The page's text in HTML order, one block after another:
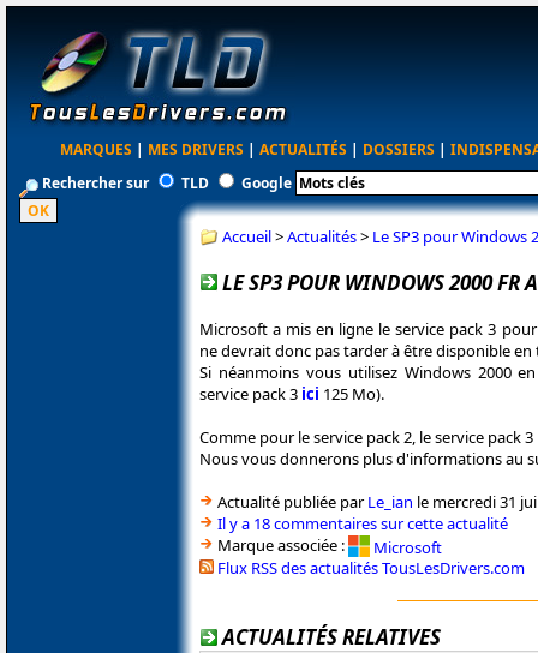
MARQUES | MES DRIVERS | ACTUALITÉS | DOSSIERS |
Rechercher sur
TLD Google
Accueil>Actualités> Le SP3 pour Windows
LE SP3 POUR WINDOWS 2000 FR
Microsoft a mis en ligne le service pack 3
ne devrait donc pas tarder à être disponible
Si néanmoins vous utilisez Windows 2000
service pack 3 ici 125 Mo).
Comme pour le service pack 2, le service pack
Nous vous donnerons plus d'informations au
Actualité publiée parLe_ian le mercredi 31
Il y a 18 commentaires sur cette actualité
Marque associée :
Microsoft
Flux RSS des actualités TousLesDrivers.com
ACTUALITÉS RELATIVES